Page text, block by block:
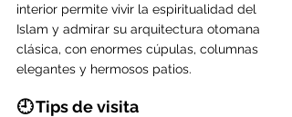
interior permite vivir la espiritualidad del
Islam y admirar su arquitectura otomana
clásica, con enormes cúpulas, columnas
elegantes y hermosos patios.
🕘 Tips de visita